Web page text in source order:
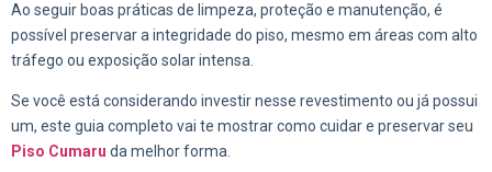
Ao seguir boas práticas de limpeza, proteção e manutenção, é
possível preservar a integridade do piso, mesmo em áreas com alto
tráfego ou exposição solar intensa.
Se você está considerando investir nesse revestimento ou já possui
um, este guia completo vai te mostrar como cuidar e preservar seu
Piso Cumaru da melhor forma.